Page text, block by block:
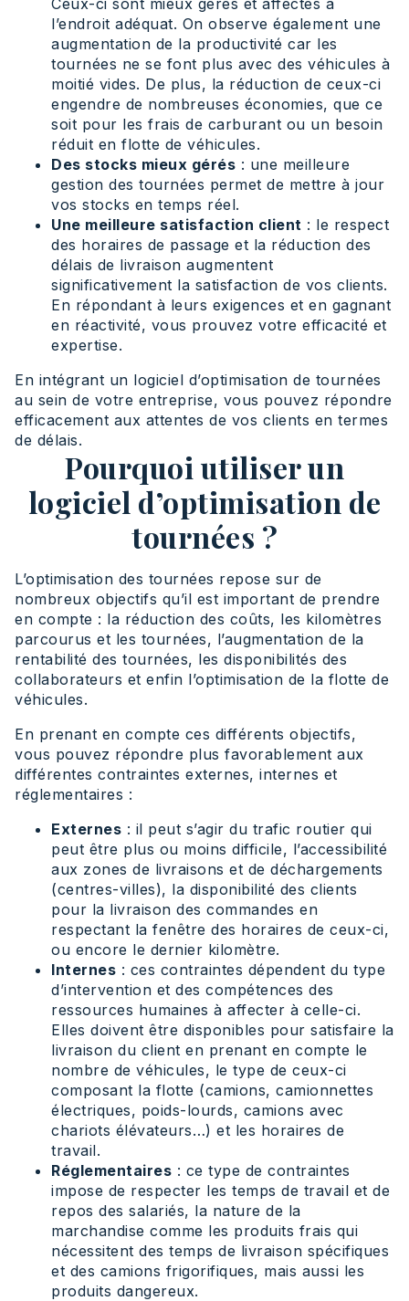
l’endroit adéquat. On observe également une
augmentation de la productivité car les
tournées ne se font plus avec des véhicules à
moitié vides. De plus, la réduction de ceux-ci
engendre de nombreuses économies, que ce
soit pour les frais de carburant ou un besoin
réduit en flotte de véhicules.
Des stocks mieux gérés : une meilleure
gestion des tournées permet de mettre à jour
vos stocks en temps réel.
Une meilleure satisfaction client : le respect
des horaires de passage et la réduction des
délais de livraison augmentent
significativement la satisfaction de vos clients.
En répondant à leurs exigences et en gagnant
en réactivité, vous prouvez votre efficacité et
expertise.
En intégrant un logiciel d’optimisation de tournées
au sein de votre entreprise, vous pouvez répondre
efficacement aux attentes de vos clients en termes
de délais.
Pourquoi utiliser un
logiciel d’optimisation de
tournées ?
L’optimisation des tournées repose sur de
nombreux objectifs qu’il est important de prendre
en compte : la réduction des coûts, les kilomètres
parcourus et les tournées, l’augmentation de la
rentabilité des tournées, les disponibilités des
collaborateurs et enfin l’optimisation de la flotte de
véhicules.
En prenant en compte ces différents objectifs,
vous pouvez répondre plus favorablement aux
différentes contraintes externes, internes et
réglementaires :
Externes : il peut s’agir du trafic routier qui
peut être plus ou moins difficile, l’accessibilité
aux zones de livraisons et de déchargements
(centres-villes), la disponibilité des clients
pour la livraison des commandes en
respectant la fenêtre des horaires de ceux-ci,
ou encore le dernier kilomètre.
Internes : ces contraintes dépendent du type
d’intervention et des compétences des
ressources humaines à affecter à celle-ci.
Elles doivent être disponibles pour satisfaire la
livraison du client en prenant en compte le
nombre de véhicules, le type de ceux-ci
composant la flotte (camions, camionnettes
électriques, poids-lourds, camions avec
chariots élévateurs…) et les horaires de
travail.
Réglementaires : ce type de contraintes
impose de respecter les temps de travail et de
repos des salariés, la nature de la
marchandise comme les produits frais qui
nécessitent des temps de livraison spécifiques
et des camions frigorifiques, mais aussi les
produits dangereux.